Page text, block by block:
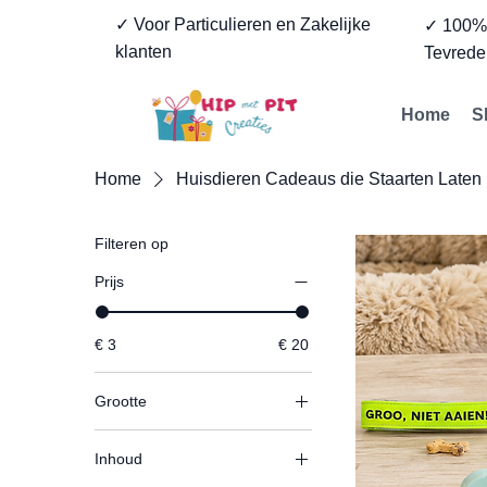
✓ Voor Particulieren en Zakelijke
klanten
✓ 100%
Home
Home Huisdieren Cadeaus die Staarten
Filteren op
Prijs
€ 3 € 20
Grootte
15x15cm
20x15xm
Inhoud